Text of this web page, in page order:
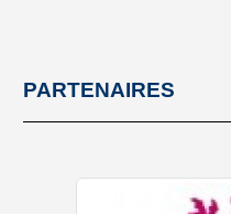
PARTENAIRES